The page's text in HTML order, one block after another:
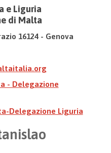
e Liguria
di Malta
16124 - Genova
- Delegazione
Delegazione Liguria